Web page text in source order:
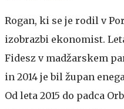
Rogan, ki se je rodil v
izobrazbi ekonomist.
Fidesz v madžarskem
in 2014 je bil župan
Od leta 2015 do padca